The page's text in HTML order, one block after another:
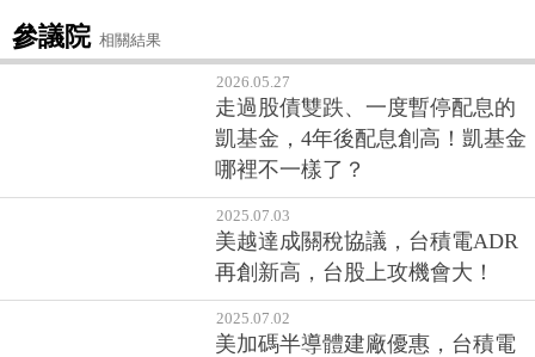
參議院 相關結果
2026.05.27
走過股債雙跌、一度暫停配息的
凱基金，4年後配息創高！凱基金
哪裡不一樣了？
2025.07.03
美越達成關稅協議，台積電ADR
再創新高，台股上攻機會大！
2025.07.02
美加碼半導體建廠優惠，台積電